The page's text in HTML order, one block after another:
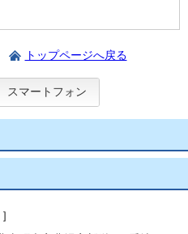
トップページへ戻る
スマートフォン
］